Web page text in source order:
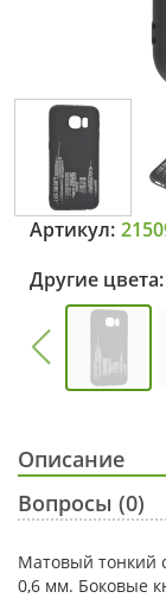
Артикул:
Другие цвета:
Описание
Вопросы (0)
Матовый тонкий
0,6 мм. Боковые